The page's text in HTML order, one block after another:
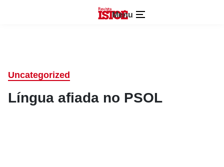
Menu
Uncategorized
Língua afiada no PSOL